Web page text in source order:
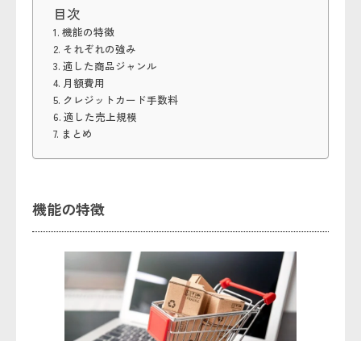
目次
機能の特徴
それぞれの強み
適した商品ジャンル
月額費用
クレジットカード手数料
適した売上規模
まとめ
機能の特徴